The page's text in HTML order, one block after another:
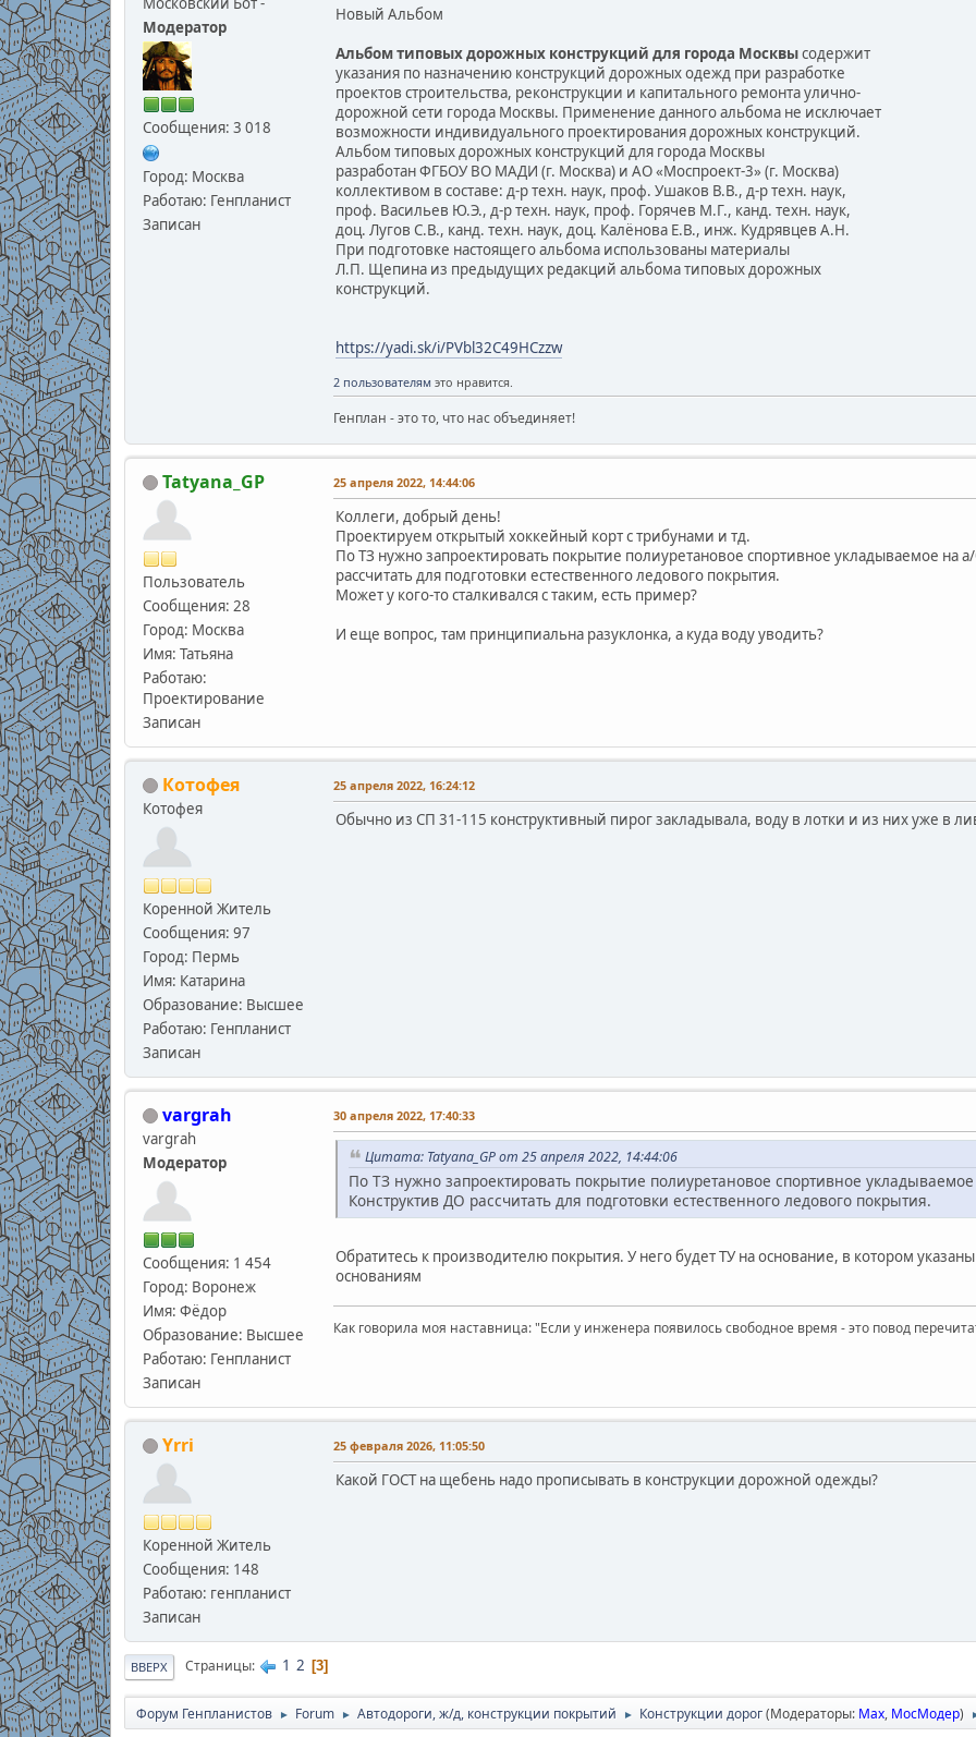
Модератор
Сообщения: 3 018
Город: Москва
Работаю: Генпланист
Записан
Новый Альбом
Альбом типовых дорожных конструкций для города Москвысодержит
указания по назначению конструкций дорожных одежд при разработке
проектов строительства, реконструкции и капитального ремонта улично-
дорожной сети города Москвы. Применение данного альбома не исключает
возможности индивидуального проектирования дорожных конструкций.
Альбом типовых дорожных конструкций для города Москвы
разработан ФГБОУ ВО МАДИ (г. Москва) и АО «Моспроект-3» (г. Москва)
коллективом в составе: д-р техн. наук, проф. Ушаков В.В., д-р техн. наук,
проф. Васильев Ю.Э., д-р техн. наук, проф. Горячев М.Г., канд. техн. наук,
доц. Лугов С.В., канд. техн. наук, доц. Калёнова Е.В., инж. Кудрявцев А.Н.
При подготовке настоящего альбома использованы материалы
Л.П. Щепина из предыдущих редакций альбома типовых дорожных
конструкций.
https://yadi.sk/i/PVbl32C49HCzzw
2 пользователям это нравится.
Генплан - это то, что нас объединяет!
Tatyana_GP
Пользователь
Сообщения: 28
Город: Москва
Имя: Татьяна
Работаю:
Проектирование
Записан
25 апреля 2022, 14:44:06
Коллеги, добрый день!
Проектируем открытый хоккейный корт с трибунами и тд.
По ТЗ нужно запроектировать покрытие полиуретановое спортивное укладываемое на
рассчитать для подготовки естественного ледового покрытия.
Может у кого-то сталкивался с таким, есть пример?
И еще вопрос, там принципиальна разуклонка, а куда воду уводить?
Котофея
Котофея
Коренной Житель
Сообщения: 97
Город: Пермь
Имя: Катарина
Образование: Высшее
Работаю: Генпланист
Записан
25 апреля 2022, 16:24:12
Обычно из СП 31-115 конструктивный пирог закладывала, воду в лотки и из них уже в
vargrah
vargrah
Модератор
Сообщения: 1 454
Город: Воронеж
Имя: Фёдор
Образование: Высшее
Работаю: Генпланист
Записан
30 апреля 2022, 17:40:33
Цитата: Tatyana_GP от 25 апреля 2022, 14:44:06
По ТЗ нужно запроектировать покрытие полиуретановое спортивное
Конструктив ДО рассчитать для подготовки естественного ледового покрытия.
Обратитесь к производителю покрытия. У него будет ТУ на основание, в котором
основаниям
Как говорила моя наставница: "Если у инженера появилось свободное время - это повод
Yrri
Коренной Житель
Сообщения: 148
Работаю: генпланист
Записан
25 февраля 2026, 11:05:50
Какой ГОСТ на щебень надо прописывать в конструкции дорожной одежды?
ВВЕРХ Страницы 1 2 3
Форум Генпланистов ► Forum ► Автодороги, ж/д, конструкции покрытий ► Конструкции дорог(Модераторы: Max, МосМодер)